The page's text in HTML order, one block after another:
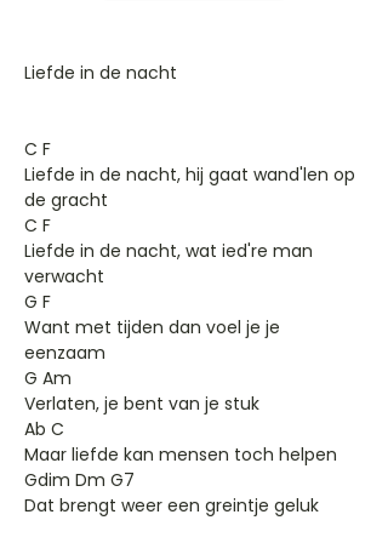
Liefde in de nacht
C F
Liefde in de nacht, hij gaat wand'len op
de gracht
C F
Liefde in de nacht, wat ied're man
verwacht
G F
Want met tijden dan voel je je
eenzaam
G Am
Verlaten, je bent van je stuk
Ab C
Maar liefde kan mensen toch helpen
Gdim Dm G7
Dat brengt weer een greintje geluk